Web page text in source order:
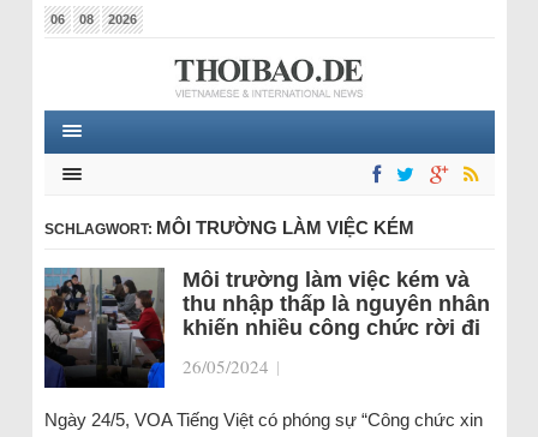
06 08 2026
SCHLAGWORT: MÔI TRƯỜNG LÀM VIỆC KÉM
Môi trường làm việc kém và
thu nhập thấp là nguyên nhân
khiến nhiều công chức rời đi
26/05/2024 |
Ngày 24/5, VOA Tiếng Việt có phóng sự “Công chức xin